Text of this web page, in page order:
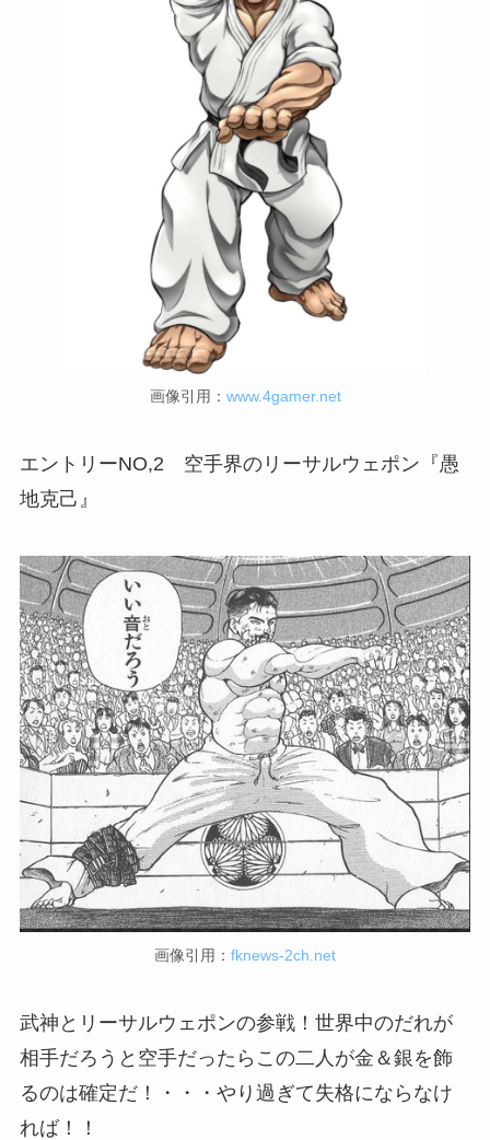
画像引用： www.4gamer.net
エントリーNO,2 空手界のリーサルウェポン『愚
地克己』
画像引用： fknews-2ch.net
武神とリーサルウェポンの参戦！世界中のだれが
相手だろうと空手だったらこの二人が金＆銀を飾
るのは確定だ！・・・やり過ぎて失格にならなけ
れば！！